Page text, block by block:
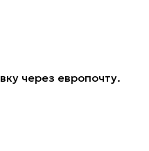
через европочту.